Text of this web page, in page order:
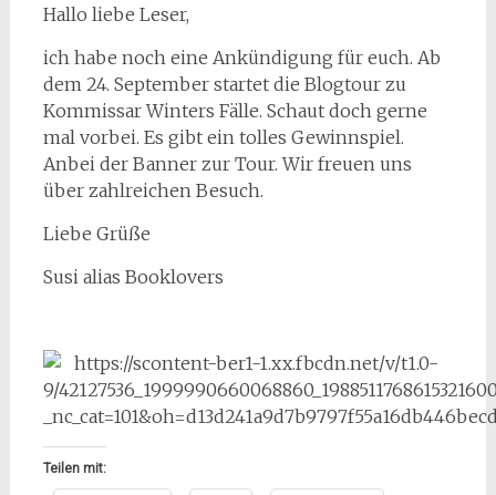
Hallo liebe Leser,
ich habe noch eine Ankündigung für euch. Ab
dem 24. September startet die Blogtour zu
Kommissar Winters Fälle. Schaut doch gerne
mal vorbei. Es gibt ein tolles Gewinnspiel.
Anbei der Banner zur Tour. Wir freuen uns
über zahlreichen Besuch.
Liebe Grüße
Susi alias Booklovers
Teilen mit: